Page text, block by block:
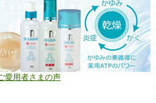
愛用者さまの声